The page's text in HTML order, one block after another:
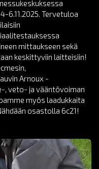
6.11.2025. Tervetuloa
mittaukseen sekä
keskittyviin laitteisiin!
Arnoux -
, veto- ja vääntövoiman
myös laadukkaita
osastolla 6c21!